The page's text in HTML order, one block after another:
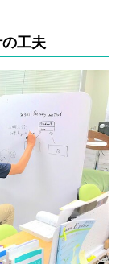
工夫